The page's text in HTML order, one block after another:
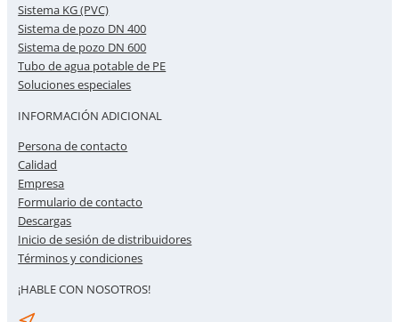
Sistema KG (PVC)
Sistema de pozo DN 400
Sistema de pozo DN 600
Tubo de agua potable de PE
Soluciones especiales
INFORMACIÓN ADICIONAL
Persona de contacto
Calidad
Empresa
Formulario de contacto
Descargas
Inicio de sesión de distribuidores
Términos y condiciones
¡HABLE CON NOSOTROS!